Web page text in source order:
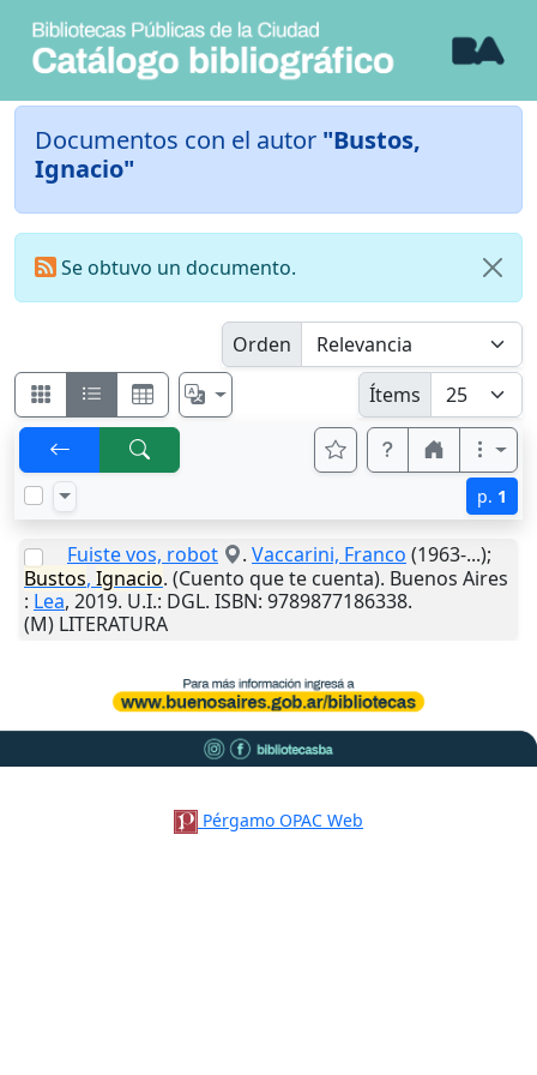
Documentos con el autor "Bustos,
Ignacio"
Se obtuvo un documento.
Orden
Ítems
p. 1
Fuiste vos, robot . Vaccarini, Franco (1963-...);
Bustos, Ignacio. (Cuento que te cuenta). Buenos Aires
: Lea, 2019. U.I.: DGL. ISBN: 9789877186338.
(M) LITERATURA
Pérgamo OPAC Web